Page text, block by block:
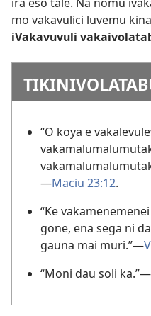
mo vakavulici luvemu
iVakavuvuli
“O koya e
—Maciu 23:12.
“Ke
gone, ena sega ni
gauna mai muri.”​—
“Moni dau soli ka.”​—